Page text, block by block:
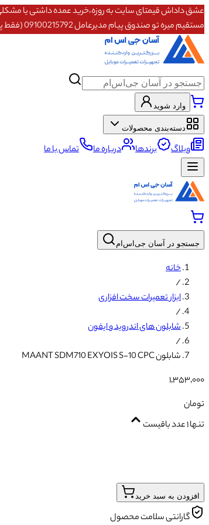
مستقیم میره تو صندوق پیام مدیرعامل 09100215792 (فقط پیام بده- تماس پاسخگو نیستم)
وارد شوید
دسته‌بندی محصولات
وبلاگ برندها درباره ما تماس با ما
جستجو در آسان جی‌اس‌ام
خانه
/
ابزار تعمیرات سخت افزاری
/
شابلون های اندروید و ایفون
/
شابلون MAANT SDM710 EXYOIS S-10 CPC
۱٬۳۵۳٬۰۰۰
تومان
تنها ۱ عدد باقیست
افزودن به سبد خرید
گارانتی سلامت محصول